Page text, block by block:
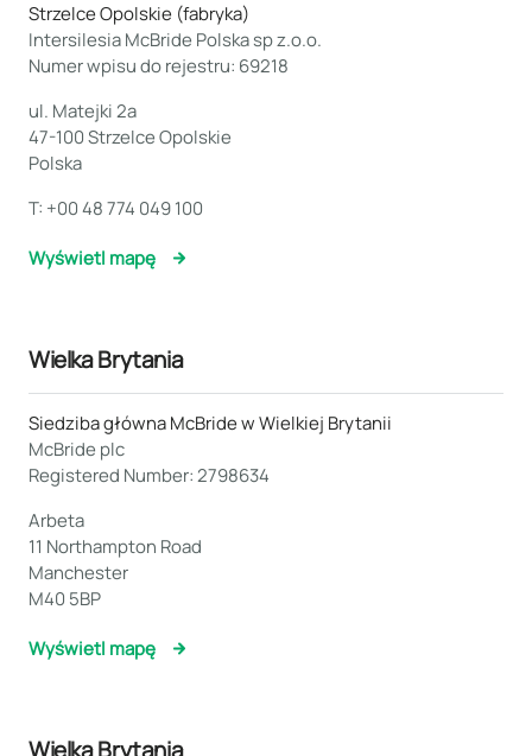
Strzelce Opolskie (fabryka)
Intersilesia McBride Polska sp z.o.o.
Numer wpisu do rejestru: 69218
ul. Matejki 2a
47-100 Strzelce Opolskie
Polska
T: +00 48 774 049 100
Wyświetl mapę
Wielka Brytania
Siedziba główna McBride w Wielkiej Brytanii
McBride plc
Registered Number: 2798634
Arbeta
11 Northampton Road
Manchester
M40 5BP
Wyświetl mapę